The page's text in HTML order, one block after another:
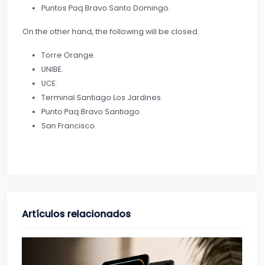
Puntos Paq Bravo Santo Domingo.
On the other hand, the following will be closed.
Torre Orange.
UNIBE.
UCE.
Terminal Santiago Los Jardines.
Punto Paq Bravo Santiago.
San Francisco.
Artículos relacionados